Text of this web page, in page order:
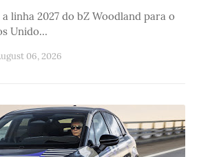
linha 2027 do bZ Woodland para o
Unido…
06, 2026